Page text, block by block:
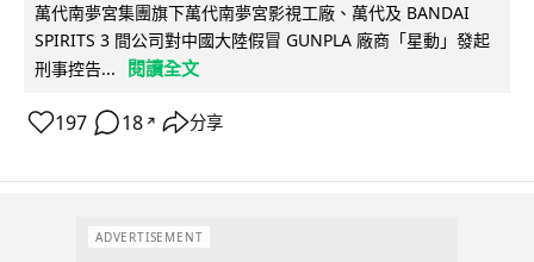
萬代南夢宮集團旗下萬代南夢宮影視工廠、萬代及 BANDAI
SPIRITS 3 間公司對中國大陸假冒 GUNPLA 廠商「星動」發起
刑事控告...
閱讀全文
197 18 ↗ 分享
ADVERTISEMENT